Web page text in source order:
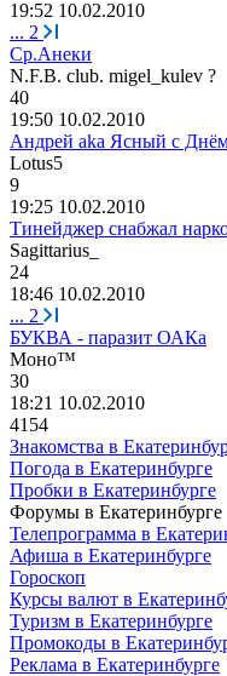
19:52 10.02.2010
... 2
Ср.Анеки
N.F.B. club. migel_kulev ?
40
19:50 10.02.2010
Андрей аka Ясный с
Lotus5
9
19:25 10.02.2010
Тинейджер снабжал
Sagittarius_
24
18:46 10.02.2010
... 2
БУКВА - паразит ОАКа
Моно™
30
18:21 10.02.2010
4154
Знакомства в
Погода в Екатеринбурге
Пробки в Екатеринбурге
Форумы в Екатеринбурге
Телепрограмма в
Афиша в Екатеринбурге
Гороскоп
Курсы валют в
Туризм в Екатеринбурге
Промокоды в
Реклама в Екатеринбурге